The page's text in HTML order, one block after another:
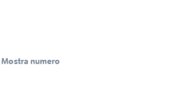
Mostra numero